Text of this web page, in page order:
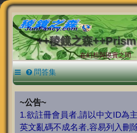
++稜鏡之森
在幻想與現實之間
問答集
~公告~
1.欲註冊會員者,請以中文ID為
英文亂碼不成名者,容易列入刪